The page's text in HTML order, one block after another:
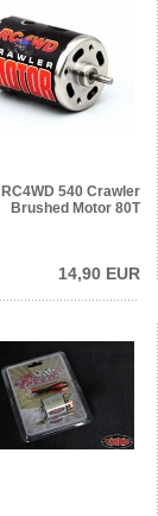
RC4WD 540 Crawler
Brushed Motor 80T
14,90 EUR